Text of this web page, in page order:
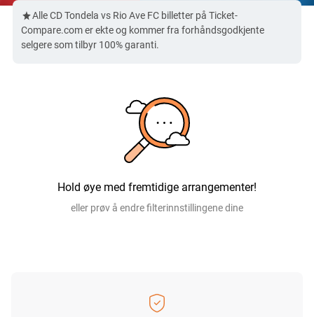
Alle CD Tondela vs Rio Ave FC billetter på Ticket-
Compare.com er ekte og kommer fra forhåndsgodkjente
selgere som tilbyr 100% garanti.
Hold øye med fremtidige arrangementer!
eller prøv å endre filterinnstillingene dine